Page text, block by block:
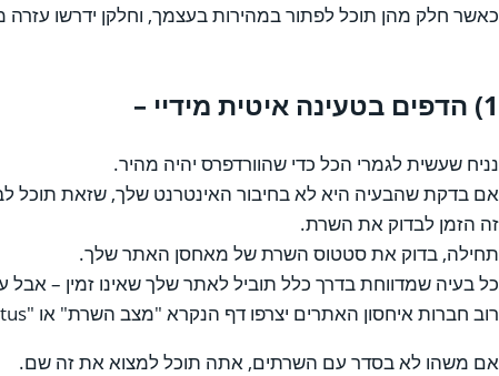
כאשר חלק מהן תוכל לפתור במהירות בעצמך, וחלקן ידרשו
1) הדפים בטעינה איטית מידיי –
נניח שעשית לגמרי הכל כדי שהוורדפרס יהיה מהיר.
אם בדקת שהבעיה היא לא בחיבור האינטרנט שלך, שזאת תוכל
זה הזמן לבדוק את השרת.
תחילה, בדוק את סטטוס השרת של מאחסן האתר שלך.
כל בעיה שמדווחת בדרך כלל תוביל לאתר שלך שאינו זמין – אבל
רוב חברות איחסון האתרים יצרפו דף הנקרא "מצב השרת" או "system status".
אם משהו לא בסדר עם השרתים, אתה תוכל למצוא את זה שם.